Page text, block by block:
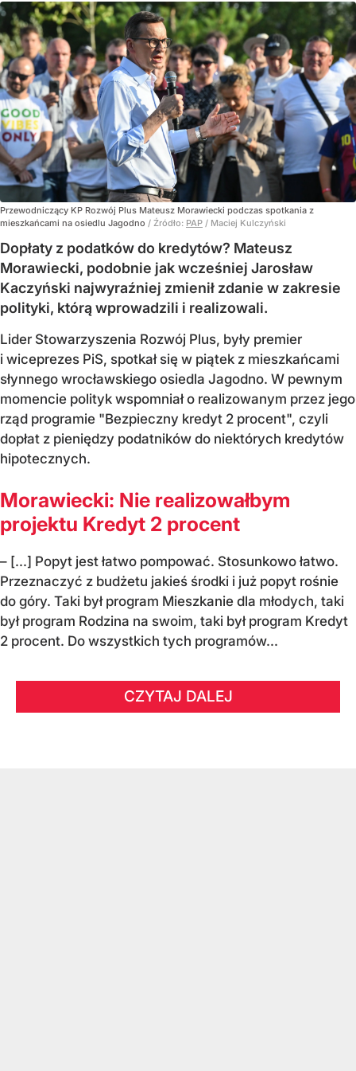
Przewodniczący KP Rozwój Plus Mateusz Morawiecki podczas spotkania z
mieszkańcami na osiedlu Jagodno / Źródło: PAP / Maciej Kulczyński
Dopłaty z podatków do kredytów? Mateusz
Morawiecki, podobnie jak wcześniej Jarosław
Kaczyński najwyraźniej zmienił zdanie w zakresie
polityki, którą wprowadzili i realizowali.
Lider Stowarzyszenia Rozwój Plus, były premier
i wiceprezes PiS, spotkał się w piątek z mieszkańcami
słynnego wrocławskiego osiedla Jagodno. W pewnym
momencie polityk wspomniał o realizowanym przez jego
rząd programie "Bezpieczny kredyt 2 procent", czyli
dopłat z pieniędzy podatników do niektórych kredytów
hipotecznych.
Morawiecki: Nie realizowałbym
projektu Kredyt 2 procent
– [...] Popyt jest łatwo pompować. Stosunkowo łatwo.
Przeznaczyć z budżetu jakieś środki i już popyt rośnie
do góry. Taki był program Mieszkanie dla młodych, taki
był program Rodzina na swoim, taki był program Kredyt
2 procent. Do wszystkich tych programów...
CZYTAJ DALEJ